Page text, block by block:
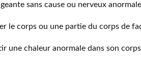
sans cause ou nerveux
le corps ou une partie du corps de
une chaleur anormale dans son corps